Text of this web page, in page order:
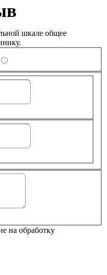
шкале общее
на обработку